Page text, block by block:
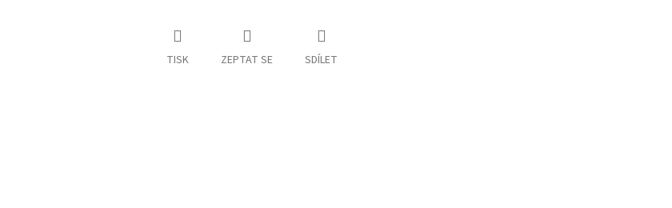
TISK ZEPTAT SE SDÍLET